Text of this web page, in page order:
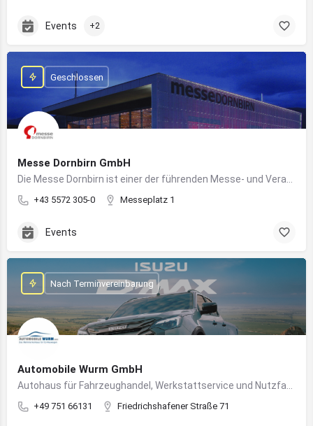
Events +2
Messe Dornbirn GmbH
+43 5572 305-0 Messeplatz 1
Geschlossen
Events
Automobile Wurm GmbH
+49 751 66131 Friedrichshafener Straße 71
Nach Terminvereinbarung